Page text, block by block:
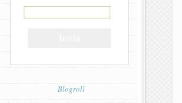
Blogroll